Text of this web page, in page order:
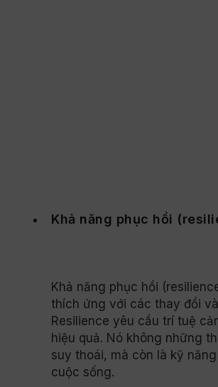
Khả năng phục hồi
Khả năng phục hồi
thích ứng với các thay đổi
Resilience yêu cầu trí tuệ
hiệu quả. Nó không những
suy thoái, mà còn là kỹ
cuộc sống.